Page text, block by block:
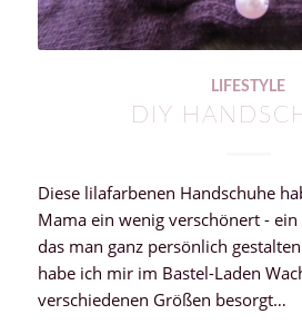
LIFESTYLE
DIY
Diese lilafarbenen Handschuhe
Mama ein wenig verschönert -
das man ganz persönlich
habe ich mir im Bastel-Laden
verschiedenen Größen besorgt…